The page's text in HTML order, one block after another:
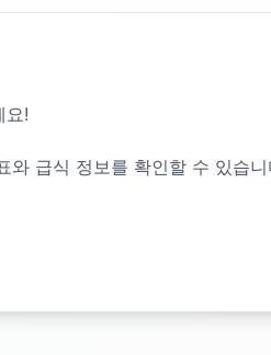
요!
와 급식 정보를 확인할 수 있습니